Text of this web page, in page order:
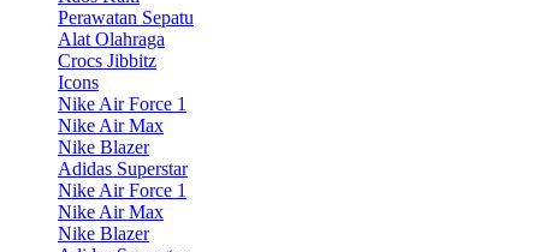
Perawatan Sepatu
Alat Olahraga
Crocs Jibbitz
Icons
Nike Air Force 1
Nike Air Max
Nike Blazer
Adidas Superstar
Nike Air Force 1
Nike Air Max
Nike Blazer